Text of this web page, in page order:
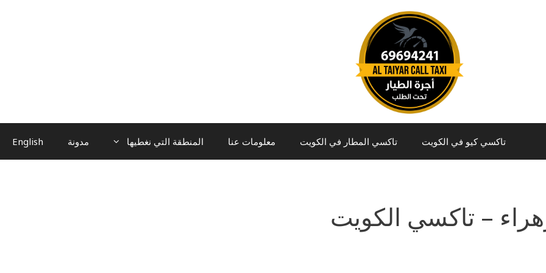
تاكسي كيو في الكويت تاكسي المطار في الكويت معلومات عنا المنطقة التي نغطيها مدونة English
– تاكسي الكويت